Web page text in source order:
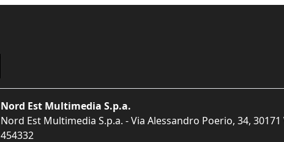
Nord Est Multimedia S.p.a.
Nord Est Multimedia S.p.a. - Via Alessandro Poerio, 34, 30171
454332